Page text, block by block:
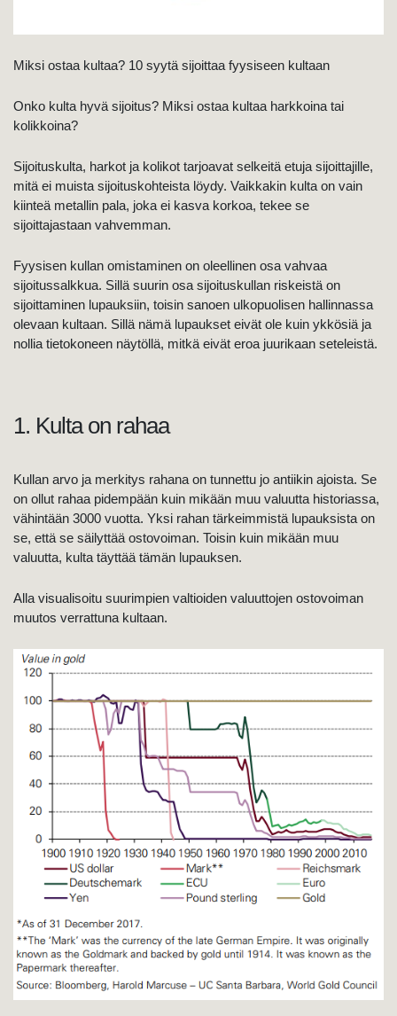
Miksi ostaa kultaa? 10 syytä sijoittaa fyysiseen kultaan
Onko kulta hyvä sijoitus? Miksi ostaa kultaa harkkoina tai
kolikkoina?
Sijoituskulta, harkot ja kolikot tarjoavat selkeitä etuja sijoittajille,
mitä ei muista sijoituskohteista löydy. Vaikkakin kulta on vain
kiinteä metallin pala, joka ei kasva korkoa, tekee se
sijoittajastaan vahvemman.
Fyysisen kullan omistaminen on oleellinen osa vahvaa
sijoitussalkkua. Sillä suurin osa sijoituskullan riskeistä on
sijoittaminen lupauksiin, toisin sanoen ulkopuolisen hallinnassa
olevaan kultaan. Sillä nämä lupaukset eivät ole kuin ykkösiä ja
nollia tietokoneen näytöllä, mitkä eivät eroa juurikaan seteleistä.
1. Kulta on rahaa
Kullan arvo ja merkitys rahana on tunnettu jo antiikin ajoista. Se
on ollut rahaa pidempään kuin mikään muu valuutta historiassa,
vähintään 3000 vuotta. Yksi rahan tärkeimmistä lupauksista on
se, että se säilyttää ostovoiman. Toisin kuin mikään muu
valuutta, kulta täyttää tämän lupauksen.
Alla visualisoitu suurimpien valtioiden valuuttojen ostovoiman
muutos verrattuna kultaan.